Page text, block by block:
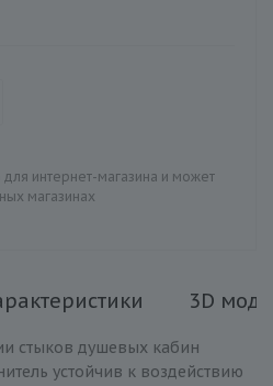
для интернет-магазина и может
магазинах
3D
стыков душевых кабин
устойчив к воздействию